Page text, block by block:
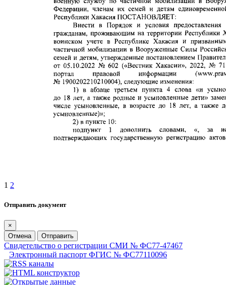
1 2
Отправить документ
×
Отмена
Отправить
Свидетельство о регистрации СМИ № ФС77-47467
Электронный паспорт ФГИС № ФС77110096